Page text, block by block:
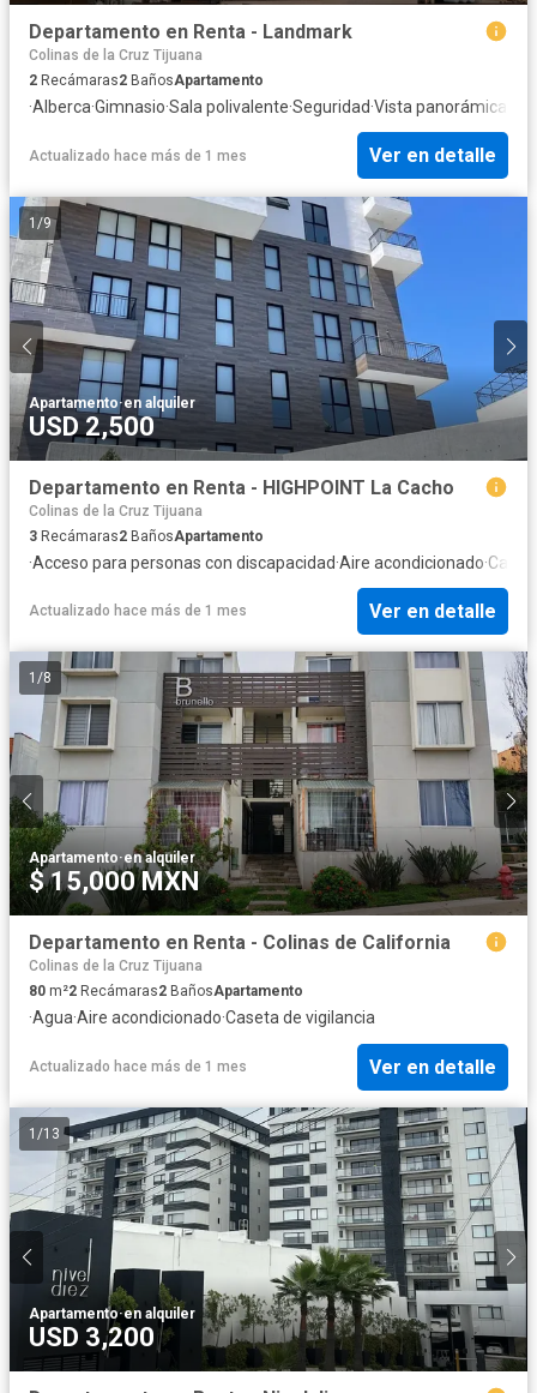
Departamento en Renta - Landmark
Colinas de la Cruz Tijuana
2 Recámaras2 BañosApartamento
·Alberca·Gimnasio·Sala polivalente·Seguridad·Vista panorámica
Actualizado hace más de 1 mes Ver en detalle
1 /9
Apartamento·en alquiler
USD 2,500
Departamento en Renta - HIGHPOINT La Cacho
Colinas de la Cruz Tijuana
3 Recámaras2 BañosApartamento
·Acceso para personas con discapacidad·Aire acondicionado·
Actualizado hace más de 1 mes Ver en detalle
1 /8
Apartamento·en alquiler
$ 15,000 MXN
Departamento en Renta - Colinas de California
Colinas de la Cruz Tijuana
80 m²2 Recámaras2 BañosApartamento
·Agua·Aire acondicionado·Caseta de vigilancia
Actualizado hace más de 1 mes Ver en detalle
1 /13
Apartamento·en alquiler
USD 3,200